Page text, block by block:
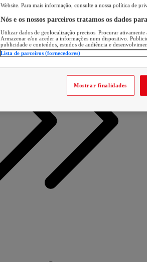
Website. Para mais informação, consulte a nossa política de
Nós e os nossos parceiros tratamos os dados
Utilizar dados de geolocalização precisos. Procurar
Armazenar e/ou aceder a informações num dispositivo.
publicidade e conteúdos, estudos de audiência e
Lista de parceiros (fornecedores)
Mostrar finalidades